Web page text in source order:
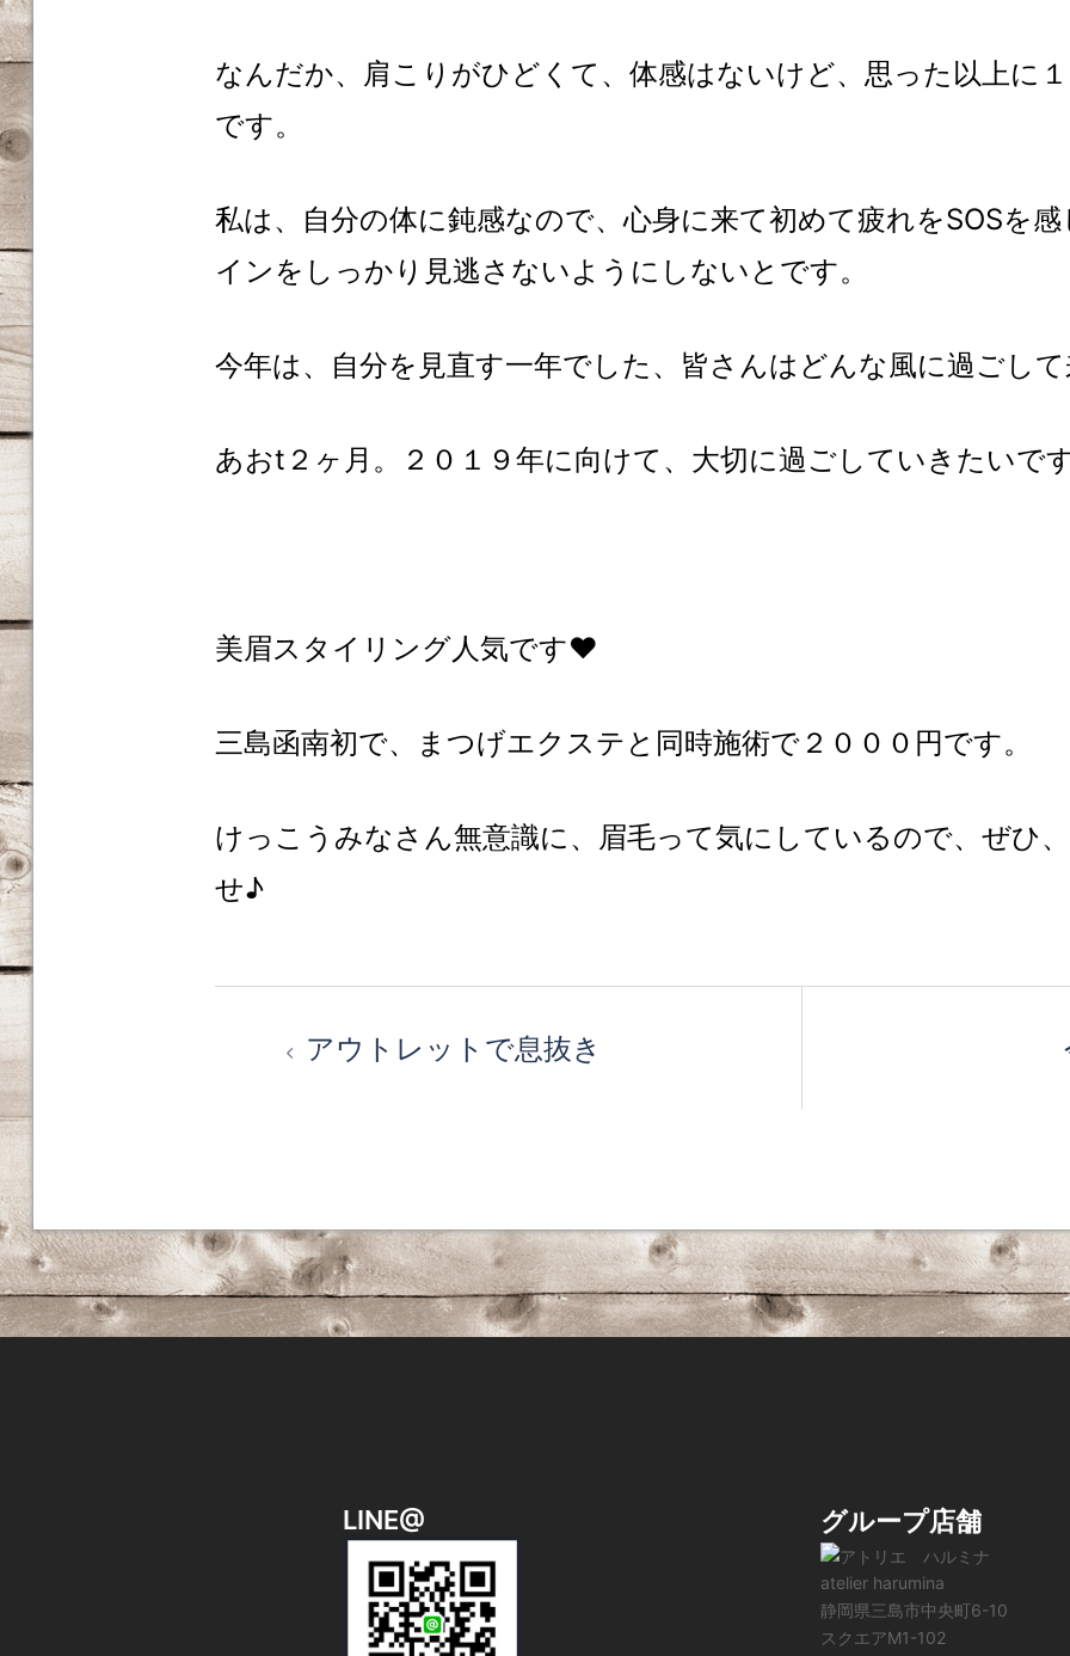
なんだか、肩こりがひどくて、体感はないけど、思った以上に
です。
私は、自分の体に鈍感なので、心身に来て初めて疲れをSOSを
インをしっかり見逃さないようにしないとです。
今年は、自分を見直す一年でした、皆さんはどんな風に過ごし
あおt２ヶ月。２０１９年に向けて、大切に過ごしていきたいで
美眉スタイリング人気です❤️
三島函南初で、まつげエクステと同時施術で２０００円です。
けっこうみなさん無意識に、眉毛って気にしているので、ぜひ
せ♪
ゲ
ー
アウトレットで息抜き
LINE@ グループ店舗
atelier harumina
静岡県三島市中央町6-10
スクエアM1-102